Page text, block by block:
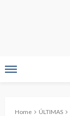
Home ÚLTIMAS